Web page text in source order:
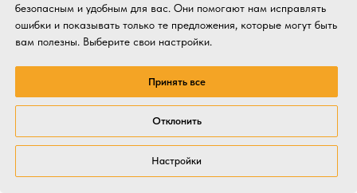
безопасным и удобным для вас. Они помогают нам исправлять
ошибки и показывать только те предложения, которые могут быть
вам полезны. Выберите свои настройки.
Принять все
Отклонить
Настройки